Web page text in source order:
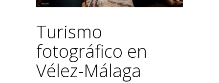
Turismo
fotográfico en
Vélez-Málaga